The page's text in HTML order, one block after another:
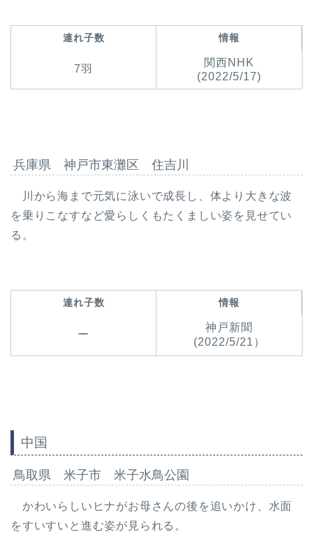
連れ子数 情報
7羽
関西NHK
(2022/5/17)
兵庫県 神戸市東灘区 住吉川
川から海まで元気に泳いで成長し、体より大きな波
を乗りこなすなど愛らしくもたくましい姿を見せてい
る。
連れ子数 情報
ー
神戸新聞
(2022/5/21）
中国
鳥取県 米子市 米子水鳥公園
かわいらしいヒナがお母さんの後を追いかけ、水面
をすいすいと進む姿が見られる。